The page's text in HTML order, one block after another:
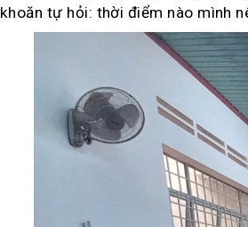
khoăn tự hỏi: thời điểm nào mình